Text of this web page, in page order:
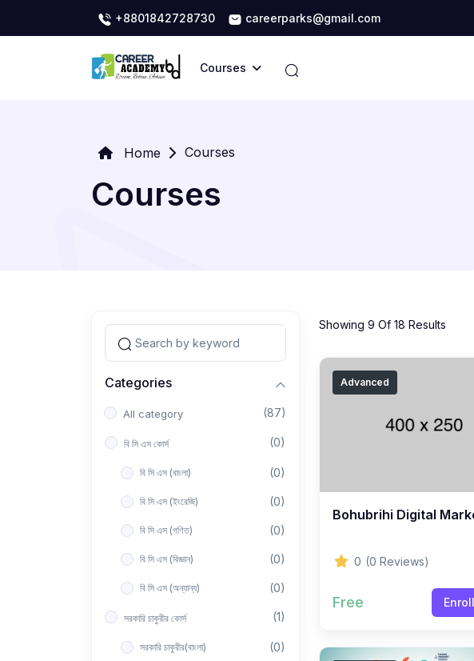
+8801842728730 careerparks@gmail.com
Courses
Home Courses
Courses
Categories
All category (87)
বি সি এস কোর্স (0)
বি সি এস (বাংলা) (0)
বি সি এস (ইংরেজি) (0)
বি সি এস (গণিত) (0)
বি সি এস (বিজ্ঞান) (0)
বি সি এস (অন্যান্য) (0)
সরকারি চাকুরীর কোর্স (1)
সরকারি চাকুরীর(বাংলা) (0)
Showing 9 Of 18 Results
Advanced
Bohubrihi Digital
0 (0 Reviews)
Free